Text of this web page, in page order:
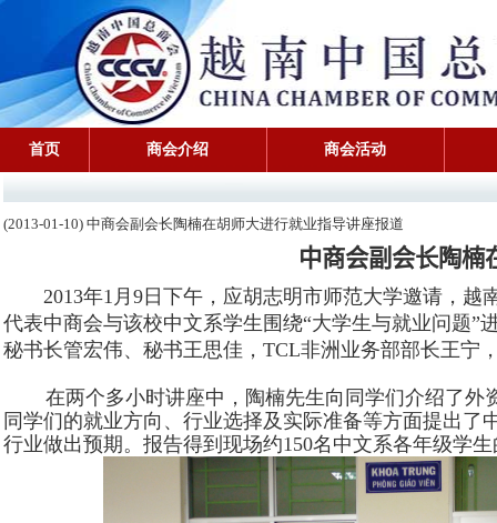
首页 商会介绍 商会活动
(2013-01-10) 中商会副会长陶楠在胡师大进行就业指导讲座报道
中商会副会长陶楠
2013年1月9日下午，应胡志明市师范大学邀请，
代表中商会与该校中文系学生围绕“大学生与就业问题
秘书长管宏伟、秘书王思佳，TCL非洲业务部部长王宁
在两个多小时讲座中，陶楠先生向同学们介绍了
同学们的就业方向、行业选择及实际准备等方面提出
行业做出预期。报告得到现场约150名中文系各年级学